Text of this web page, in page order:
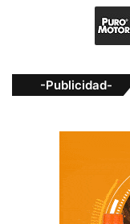
-Publicidad-